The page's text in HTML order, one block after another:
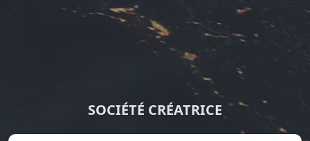
SOCIÉTÉ CRÉATRICE